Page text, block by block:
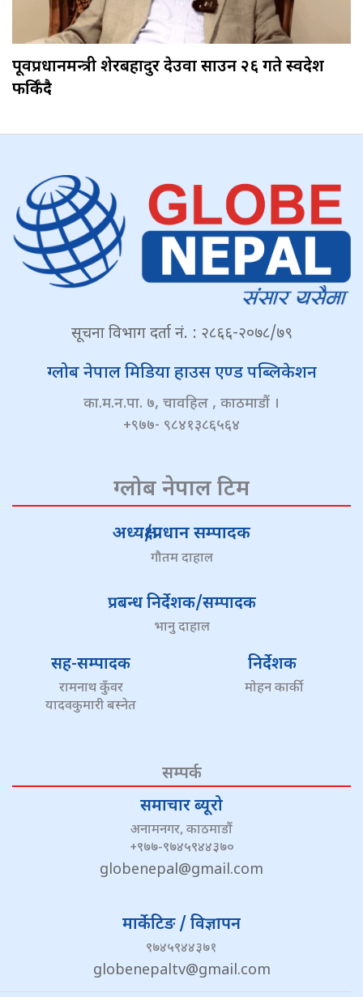
पूर्वप्रधानमन्त्री शेरबहादुर देउवा साउन २६ गते स्वदेश
फर्किँदै
सूचना विभाग दर्ता नं. : २८६६-२०७८/७९
ग्लोब नेपाल मिडिया हाउस एण्ड पब्लिकेशन
का.म.न.पा. ७, चावहिल , काठमाडौं ।
+९७७- ९८४१३८६५६४
ग्लोब नेपाल टिम
अध्यक्ष/प्रधान सम्पादक
गौतम दाहाल
प्रबन्ध निर्देशक/सम्पादक
भानु दाहाल
सह-सम्पादक
रामनाथ कुँवर
यादवकुमारी बस्नेत
निर्देशक
मोहन कार्की
सम्पर्क
समाचार ब्यूरो
अनामनगर, काठमाडौं
+९७७-९७४५९४४३७०
globenepal@gmail.com
मार्केटिङ / विज्ञापन
९७४५९४४३७१
globenepaltv@gmail.com